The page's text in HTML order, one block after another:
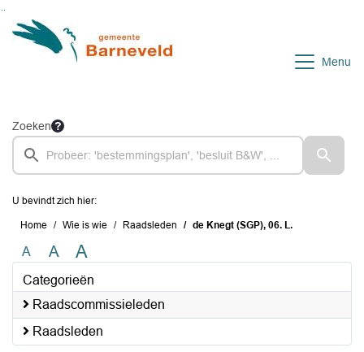
Ga naar de inhoud van deze pagina
Ga naar het zoeken
Ga naar het menu
Menu
Zoeken
U bevindt zich hier:
Home Wie is wie Raadsleden de Knegt (SGP), 06. L.
A A A
Categorieën
Raadscommissieleden
Raadsleden